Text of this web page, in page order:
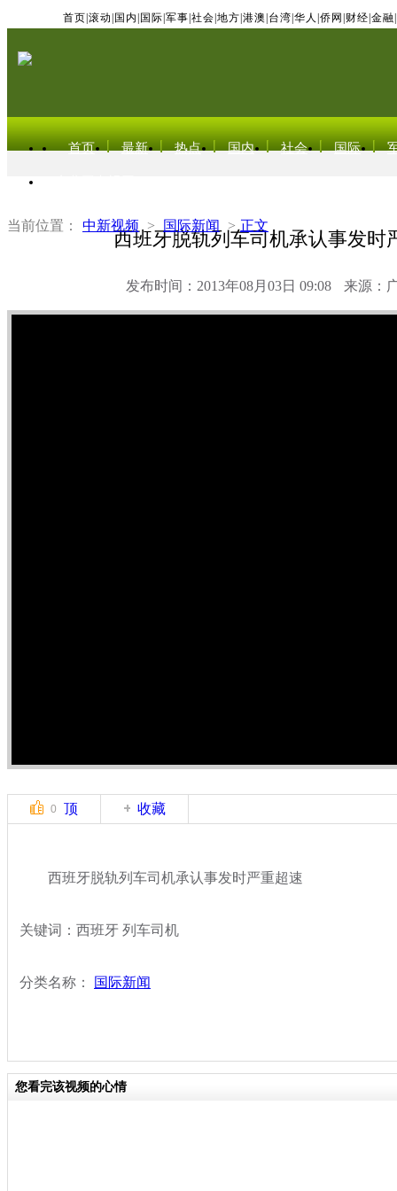
首页 滚动 国内 国际 军事 社会 地方 港澳 台湾 华人 侨网 财经 金融
首页 最新 热点 国内 社会 国际
当前位置： 中新视频 > 国际新闻 > 正文
西班牙脱轨列车司机承认事发时
发布时间：2013年08月03日 09:08 来源：
0 顶 收藏
西班牙脱轨列车司机承认事发时严重超速
关键词：西班牙 列车司机
分类名称： 国际新闻
您看完该视频的心情